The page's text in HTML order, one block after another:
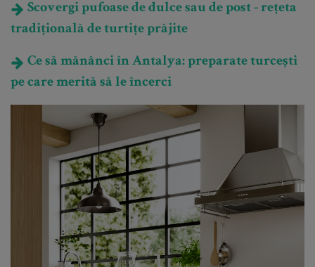
Scovergi pufoase de dulce sau de post - rețeta
tradițională de turtițe prăjite
Ce să mănânci în Antalya: preparate turcești
pe care merită să le încerci